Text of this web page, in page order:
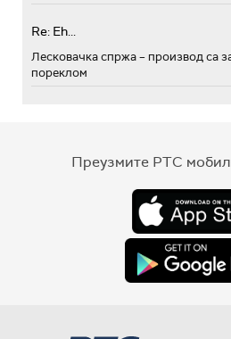
Re: Eh...
Лесковачка спржа – производ са
пореклом
Преузмите РТС